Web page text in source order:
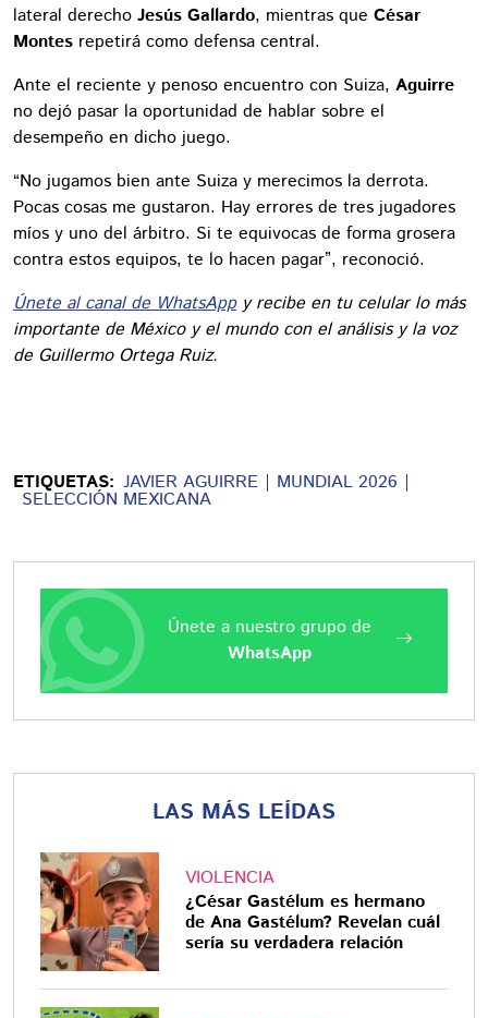
lateral derecho Jesús Gallardo, mientras que César
Montes repetirá como defensa central.
Ante el reciente y penoso encuentro con Suiza, Aguirre
no dejó pasar la oportunidad de hablar sobre el
desempeño en dicho juego.
“No jugamos bien ante Suiza y merecimos la derrota.
Pocas cosas me gustaron. Hay errores de tres jugadores
míos y uno del árbitro. Si te equivocas de forma grosera
contra estos equipos, te lo hacen pagar”, reconoció.
Únete al canal de WhatsAppy recibe en tu celular lo más
importante de México y el mundo con el análisis y la voz
de Guillermo Ortega Ruiz.
ETIQUETAS: JAVIER AGUIRRE MUNDIAL 2026
SELECCIÓN MEXICANA
Únete a nuestro grupo de
WhatsApp
LAS MÁS LEÍDAS
VIOLENCIA
¿César Gastélum es hermano
de Ana Gastélum? Revelan cuál
sería su verdadera relación